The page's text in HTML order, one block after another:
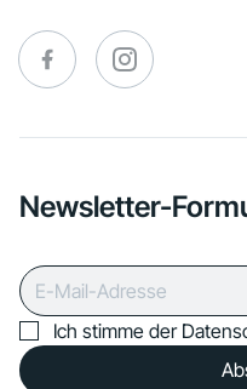
Newsletter-
Ich stimme der